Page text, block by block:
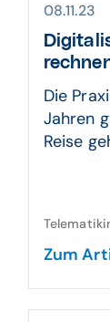
08.11.23
Die
Jahren
Reise
Zum